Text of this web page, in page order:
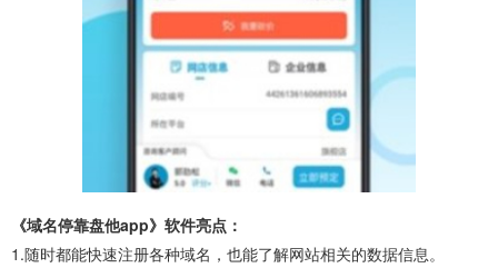
《域名停靠盘他app》软件亮点：
1.随时都能快速注册各种域名，也能了解网站相关的数据信息。